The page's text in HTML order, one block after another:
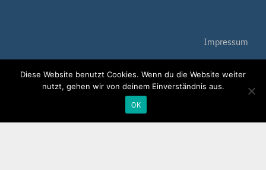
Impressum
Datenschutz
Diese Website benutzt Cookies. Wenn du die Website weiter
nutzt, gehen wir von deinem Einverständnis aus.
OK